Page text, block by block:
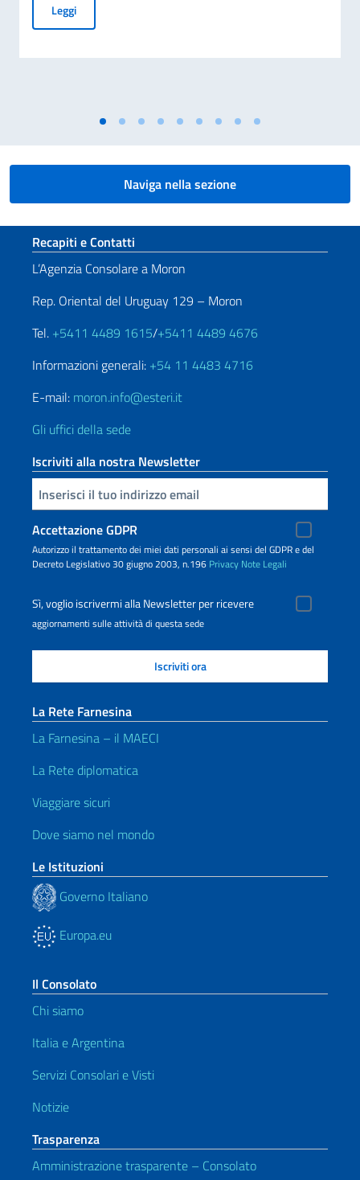
LeggiValidità illimitata delle CIE in favore di ultrasettantenni
Naviga nella sezione
Sezione footer
Recapiti e Contatti
L’Agenzia Consolare a Moron
Rep. Oriental del Uruguay 129 – Moron
Tel. +5411 4489 1615/+5411 4489 4676
Informazioni generali: +54 11 4483 4716
E-mail: moron.info@esteri.it
Gli uffici della sede
Iscriviti alla nostra Newsletter
Inserisci la tua email
Accettazione GDPR
Autorizzo il trattamento dei miei dati personali ai sensi del GDPR e del
Decreto Legislativo 30 giugno 2003, n.196 Privacy Note Legali
Sì, voglio iscrivermi alla Newsletter per ricevere
aggiornamenti sulle attività di questa sede
La Rete Farnesina
La Farnesina – il MAECI
La Rete diplomatica
Viaggiare sicuri
Dove siamo nel mondo
Le Istituzioni
Governo Italiano
Europa.eu
Il Consolato
Chi siamo
Italia e Argentina
Servizi Consolari e Visti
Notizie
Trasparenza
Amministrazione trasparente – Consolato